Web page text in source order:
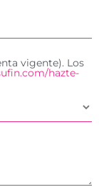
vigente). Los
hazte-